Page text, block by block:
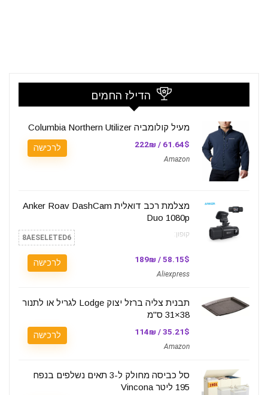
הדילז החמים
מעיל קולומביה Columbia Northern Utilizer
61.64$ / 222₪
Amazon
לרכישה
מצלמת רכב דואלית Anker Roav DashCam
Duo 1080p
קופון: 8AESELETED6
58.15$ / 189₪
Aliexpress
לרכישה
תבנית צליה ברזל יצוק Lodge לגריל או לתנור
38×31 ס"מ
35.21$ / 114₪
Amazon
לרכישה
סל כביסה מחולק ל-3 תאים נשלפים בנפח
195 ליטר Vincona